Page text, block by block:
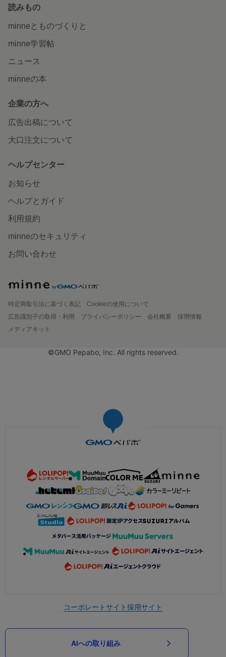
読みもの
minneとものづくりと
minne学習帖
ニュース
minneの本
企業の方へ
広告出稿について
大口注文について
ヘルプセンター
お知らせ
ヘルプとガイド
利用規約
minneのセキュリティ
お問い合わせ
特定商取引法に基づく表記
Cookieの使用について
広告識別子の取得・利用
プライバシーポリシー 会社概要
採用情報
メディアキット
©GMO Pepabo, Inc. All rights reserved.
コーポレートサイト採用サイト
AIへの取り組み